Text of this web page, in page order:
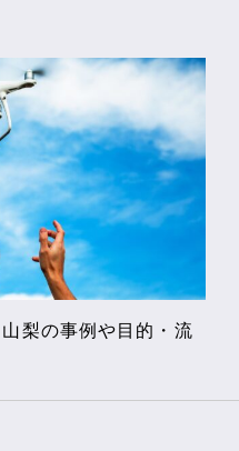
梨の事例や目的・流